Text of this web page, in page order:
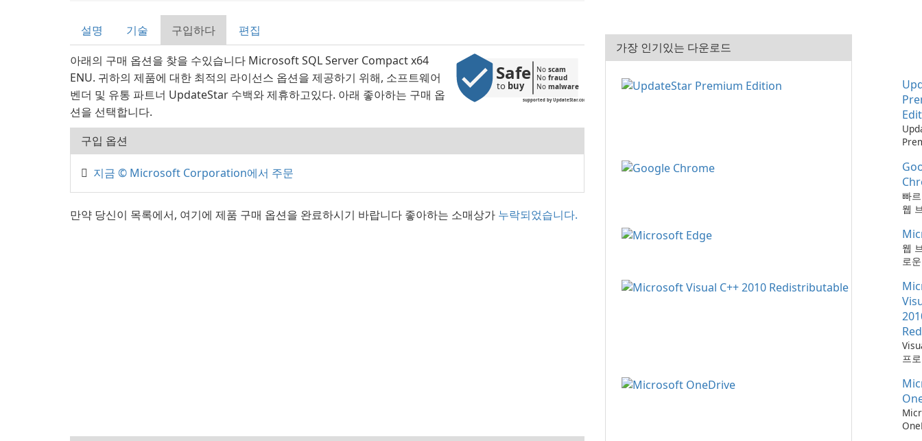
설명 기술 구입하다 편집
supported by UpdateStar.com
Safe
to buy
No scam
No fraud
No malware
아래의 구매 옵션을 찾을 수있습니다 Microsoft SQL Server Compact x64
ENU. 귀하의 제품에 대한 최적의 라이선스 옵션을 제공하기 위해, 소프트웨어
벤더 및 유통 파트너 UpdateStar 수백와 제휴하고있다. 아래 좋아하는 구매 옵
션을 선택합니다.
구입 옵션
지금 © Microsoft Corporation에서 주문
만약 당신이 목록에서, 여기에 제품 구매 옵션을 완료하시기 바랍니다 좋아하는 소매상가 누락되었습니다.
가장 인기있는 다운로드
최
하
때
다!
빠
웹
웹
로
프
소